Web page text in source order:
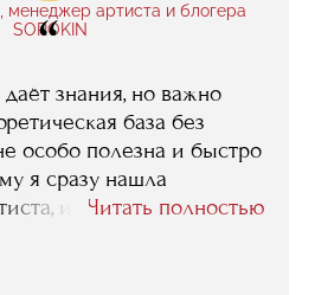
менеджер артиста и блогера
SOROKIN
“
знания, но важно
база без
особо полезна и быстро
я сразу нашла
и на первые встречи
Читать полностью